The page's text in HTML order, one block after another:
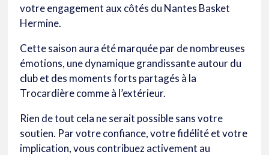
votre engagement aux côtés du Nantes Basket
Hermine.
Cette saison aura été marquée par de nombreuses
émotions, une dynamique grandissante autour du
club et des moments forts partagés à la
Trocardière comme à l’extérieur.
Rien de tout cela ne serait possible sans votre
soutien. Par votre confiance, votre fidélité et votre
implication, vous contribuez activement au